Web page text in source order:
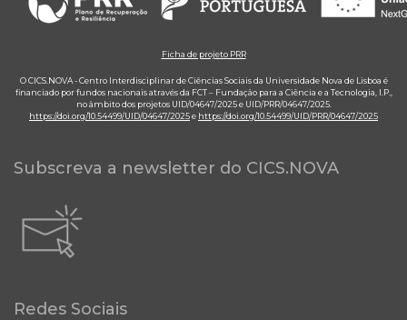
Ficha de projeto PRR
O CICS.NOVA - Centro Interdisciplinar de Ciências Sociais da Universidade Nova de Lisboa é
financiado por fundos nacionais através da FCT – Fundação para a Ciência e a Tecnologia, I.P.,
no âmbito dos projetos UID/04647/2025 e UID/PRR/04647/2025.
https://doi.org/10.54499/UID/04647/2025e https://doi.org/10.54499/UID/PRR/04647/2025
Subscreva a newsletter do CICS.NOVA
Redes Sociais